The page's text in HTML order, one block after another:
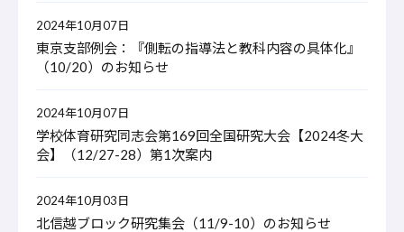
2024年10月07日
東京支部例会：『側転の指導法と教科内容の具体化』
（10/20）のお知らせ
2024年10月07日
学校体育研究同志会第169回全国研究大会【2024冬大
会】（12/27-28）第1次案内
2024年10月03日
北信越ブロック研究集会（11/9-10）のお知らせ